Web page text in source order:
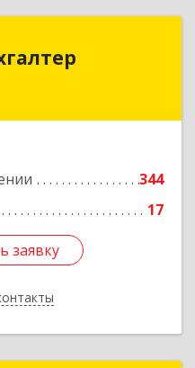
344
17
заявку
Бухгалтер
Комсомольск-на-
Подробнее
заявку